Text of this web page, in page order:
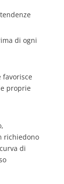
di ogni
proprie
richiedono
di